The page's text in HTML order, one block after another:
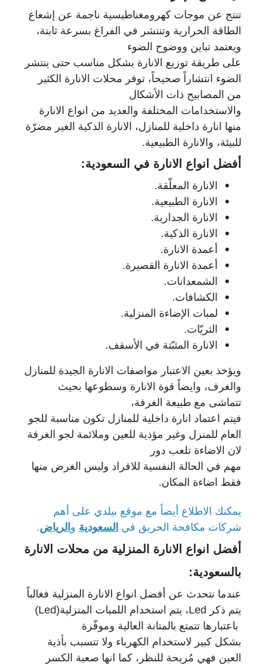
تنتج عن موجات كهرومغناطيسية ناجمة عن إشعاع
الطاقة الحرارية وتنتشر في الفراغ بسرعة ثابتة،
ويعتمد تباين ووضوح الضوء
على طريقة توزيع الانارة بشكل مناسب حتى ينتشر
الضوء انتشاراً صحيحاً، توفر محلات الانارة الكثير
من المصابيح ذات الأشكال
والاستخدامات المختلفة والعديد من انواع الانارة
منها انارة داخلية للمنازل، الانارة الذكية الغير مضرّة
للبيئة، والانارة الطبيعية.
أفضل انواع الانارة في السعودية:
الانارة المعلّقة.
الانارة الطبيعية.
الانارة الجدارية.
الانارة الذكية.
أعمدة الانارة.
أعمدة الانارة القصيرة.
الشمعدانات.
الكشافات.
لمبات الإضاءة المنزلية.
الثريّات.
الانارة المثبّتة في الأسقف.
ويؤخذ بعين الاعتبار مواصفات الانارة الجيدة للمنازل
والغرف، وايضاً قوة الانارة وسطوعها بحيث
تتماشى مع طبيعة الغرفة،
فيتم اعتماد انارة داخلية للمنازل تكون مناسبة للجو
العام للمنزل وغير مؤذية للعين وملائمة لجو الغرفة
لان الاضاءة تلعب دور
مهم في الحالة النفسية للافراد وليس الغرض منها
فقط اضاءة المكان.
يمكنك الاطلاع أيضاً مع موقع بيلدي على أهم
شركات مكافحة الحريق في السعودية و الرياض.
أفضل انواع الانارة المنزلية من محلات الانارة
بالسعودية:
عندما نتحدث عن أفضل انواع الانارة المنزلية فغالباً
يتم ذكر Led، يتم استخدام اللمبات المنزلية(Led)
باعتبارها تتمتع بالمتانة العالية وموفّرة
بشكل كبير لاستخدام الكهرباء ولا تتسبب بأذية
العين فهي مُريحة للنظر، كما انها صعبة الكسر